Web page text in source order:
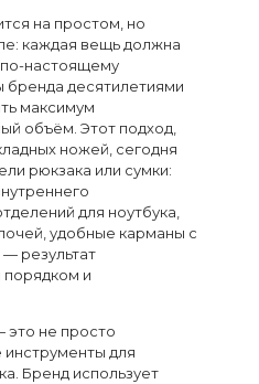
на простом, но
каждая вещь должна
по-настоящему
десятилетиями
максимум
объём. Этот подход,
ножей, сегодня
рюкзака или сумки:
для ноутбука,
удобные карманы с
результат
и
это не просто
для
Бренд использует